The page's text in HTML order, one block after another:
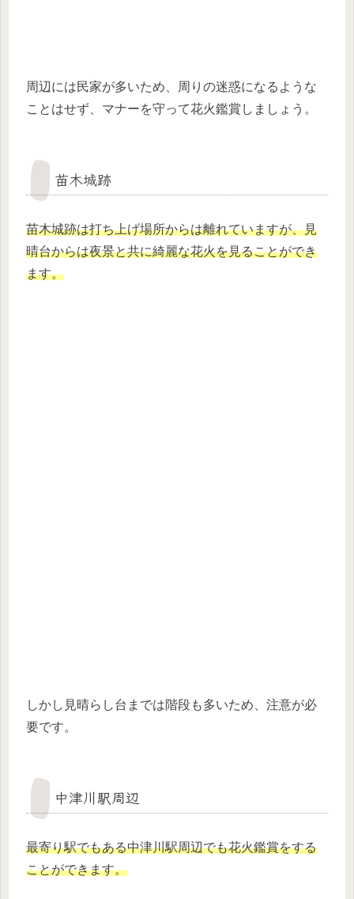
周辺には民家が多いため、周りの迷惑になるような
ことはせず、マナーを守って花火鑑賞しましょう。
苗木城跡
苗木城跡は打ち上げ場所からは離れていますが、見
晴台からは夜景と共に綺麗な花火を見ることができ
ます。
しかし見晴らし台までは階段も多いため、注意が必
要です。
中津川駅周辺
最寄り駅でもある中津川駅周辺でも花火鑑賞をする
ことができます。